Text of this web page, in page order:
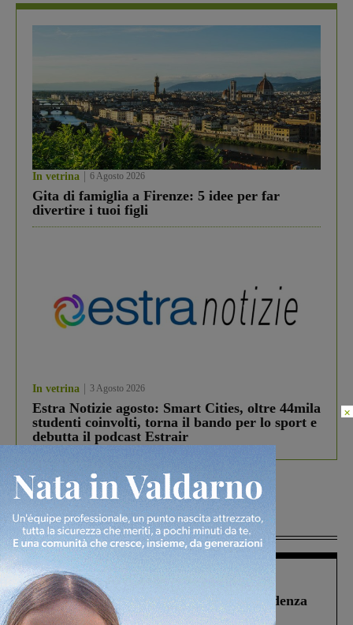
In vetrina 6 Agosto 2026
Gita di famiglia a Firenze: 5 idee per far
divertire i tuoi figli
In vetrina 3 Agosto 2026
Estra Notizie agosto: Smart Cities, oltre 44mila
studenti coinvolti, torna il bando per lo sport e
debutta il podcast Estrair
Più lette
Figline Incisa Valdarno 1 Agosto 2026
Piscina di Figline finanziata oltre la scadenza
Pnrr, il gruppo di Fratelli d’Italia: “Un
×